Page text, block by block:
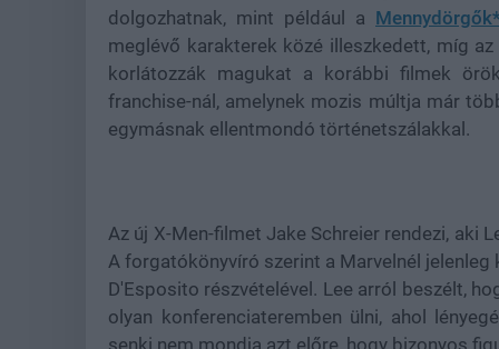
dolgozhatnak, mint például a
meglévő karakterek közé illeszkedett, míg
korlátozzák magukat a korábbi filmek
franchise-nál, amelynek mozis múltja már
egymásnak ellentmondó történetszálakkal.
Az új X-Men-filmet Jake Schreier rendezi, aki
A forgatókönyvíró szerint a Marvelnél
D'Esposito részvételével. Lee arról beszélt,
olyan konferenciateremben ülni, ahol
senki nem mondja azt előre, hogy bizonyos